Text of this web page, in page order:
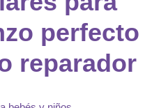
perfecto
reparador